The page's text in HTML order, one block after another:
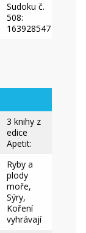
Sudoku č.
508:
163928547
3 knihy z
edice
Apetit:
Ryby a
plody
moře,
Sýry,
Koření
vyhrávají